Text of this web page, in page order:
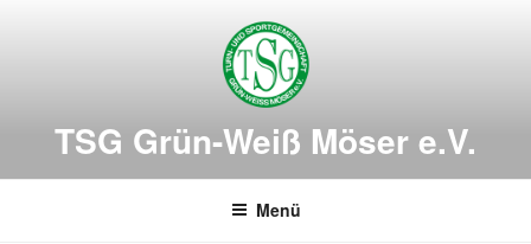
TSG Grün-Weiß Möser e.V.
Menü